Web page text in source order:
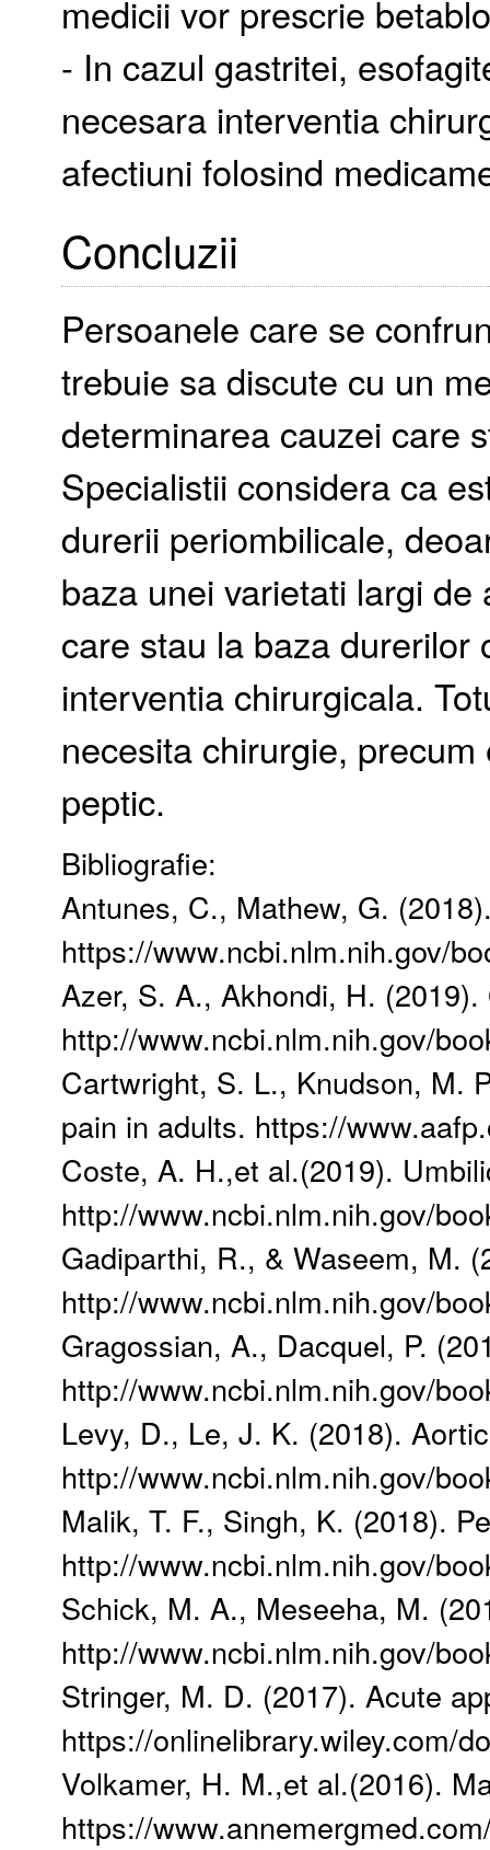
medicii vor prescrie
- In cazul gastritei,
necesara interventia
afectiuni folosind
Concluzii
Persoanele care se
trebuie sa discute cu un
determinarea cauzei care
Specialistii considera ca
durerii periombilicale,
baza unei varietati largi
care stau la baza durerilor
interventia chirurgicala.
necesita chirurgie,
peptic.
Bibliografie:
Antunes, C., Mathew, G.
https://www.ncbi.nlm.nih.gov/
Azer, S. A., Akhondi, H.
http://www.ncbi.nlm.nih.gov/
Cartwright, S. L., Knudson, M.
pain in adults. https://
Coste, A. H.,et al.(2019).
http://www.ncbi.nlm.nih.gov/
Gadiparthi, R., & Waseem, M.
http://www.ncbi.nlm.nih.gov/
Gragossian, A., Dacquel, P.
http://www.ncbi.nlm.nih.gov/
Levy, D., Le, J. K. (2018).
http://www.ncbi.nlm.nih.gov/
Malik, T. F., Singh, K. (2018).
http://www.ncbi.nlm.nih.gov/
Schick, M. A., Meseeha, M.
http://www.ncbi.nlm.nih.gov/
Stringer, M. D. (2017). Acute
https://onlinelibrary.wiley.com/
Volkamer, H. M.,et al.(2016).
https://